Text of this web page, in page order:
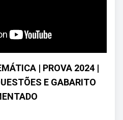
| PROVA 2024 |
E GABARITO